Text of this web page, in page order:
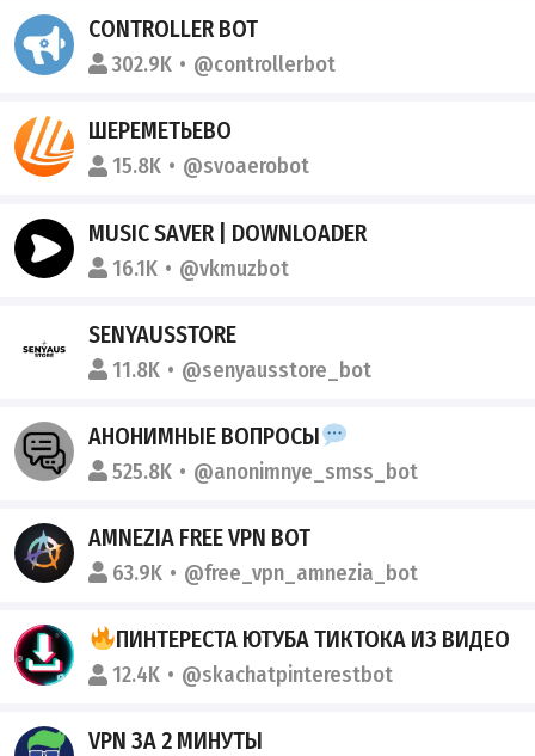
CONTROLLER BOT
302.9K @controllerbot
ШЕРЕМЕТЬЕВО
15.8K @svoaerobot
MUSIC SAVER | DOWNLOADER
16.1K @vkmuzbot
SENYAUSSTORE
11.8K @senyausstore_bot
АНОНИМНЫЕ ВОПРОСЫ
525.8K @anonimnye_smss_bot
AMNEZIA FREE VPN BOT
63.9K @free_vpn_amnezia_bot
ПИНТЕРЕСТА ЮТУБА ТИКТОКА ИЗ ВИДЕО
12.4K @skachatpinterestbot
VPN ЗА 2 МИНУТЫ